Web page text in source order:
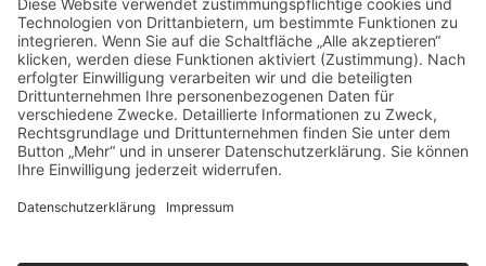
um Karteninhalte einzubetten. Dieser Service
kann Daten zu Ihren Aktivitäten sammeln. Bitte
lesen Sie die Details durch und stimmen Sie der
Nutzung des Service zu, um diese Karte
anzuzeigen.
MEHR